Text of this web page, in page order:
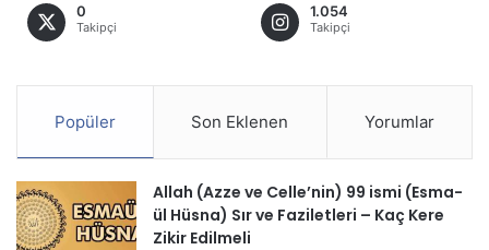
0
Takipçi
1.054
Takipçi
Popüler Son Eklenen Yorumlar
Allah (Azze ve Celle’nin) 99 ismi (Esma-
ül Hüsna) Sır ve Faziletleri – Kaç Kere
Zikir Edilmeli